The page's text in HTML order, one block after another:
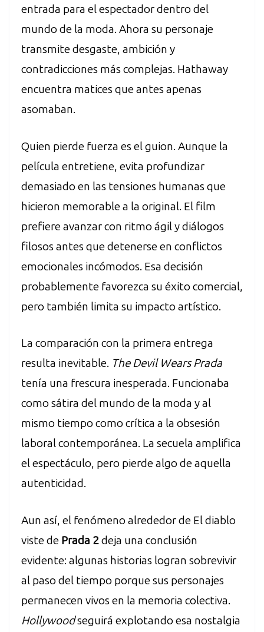
entrada para el espectador dentro del
mundo de la moda. Ahora su personaje
transmite desgaste, ambición y
contradicciones más complejas. Hathaway
encuentra matices que antes apenas
asomaban.
Quien pierde fuerza es el guion. Aunque la
película entretiene, evita profundizar
demasiado en las tensiones humanas que
hicieron memorable a la original. El film
prefiere avanzar con ritmo ágil y diálogos
filosos antes que detenerse en conflictos
emocionales incómodos. Esa decisión
probablemente favorezca su éxito comercial,
pero también limita su impacto artístico.
La comparación con la primera entrega
resulta inevitable. The Devil Wears Prada
tenía una frescura inesperada. Funcionaba
como sátira del mundo de la moda y al
mismo tiempo como crítica a la obsesión
laboral contemporánea. La secuela amplifica
el espectáculo, pero pierde algo de aquella
autenticidad.
Aun así, el fenómeno alrededor de El diablo
viste de Prada 2deja una conclusión
evidente: algunas historias logran sobrevivir
al paso del tiempo porque sus personajes
permanecen vivos en la memoria colectiva.
Hollywoodseguirá explotando esa nostalgia